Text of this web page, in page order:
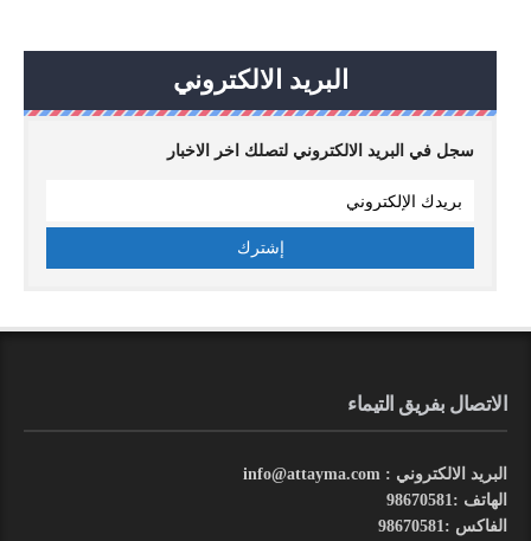
البريد الالكتروني
سجل في البريد الالكتروني لتصلك اخر الاخبار
الاتصال بفريق التيماء
البريد الالكتروني : info@attayma.com
الهاتف :98670581
الفاكس :98670581